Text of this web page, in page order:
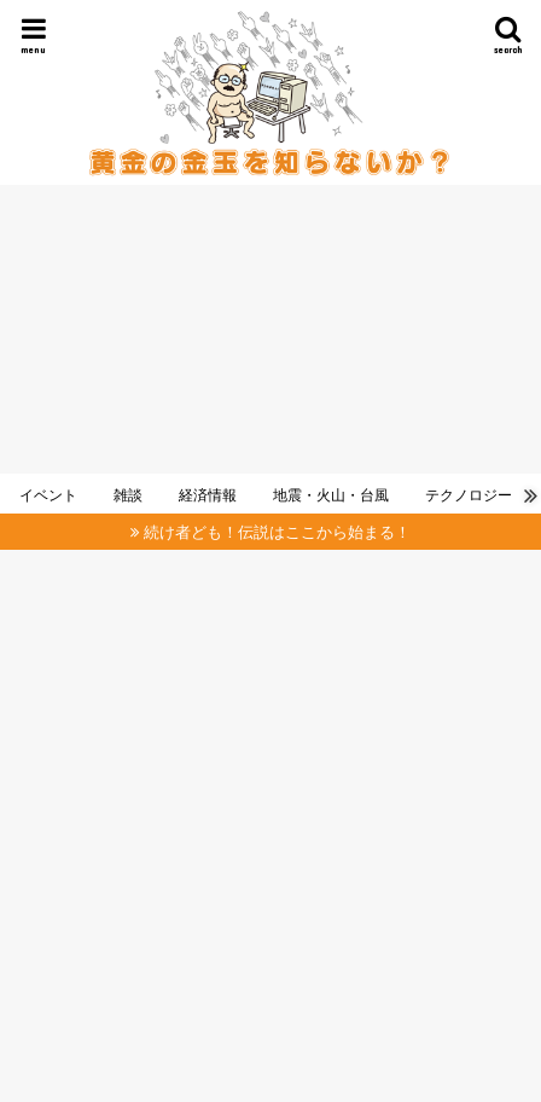
search
menu
イベント 雑談 経済情報 地震・火山・台風 テクノロジー
続け者ども！伝説はここから始まる！